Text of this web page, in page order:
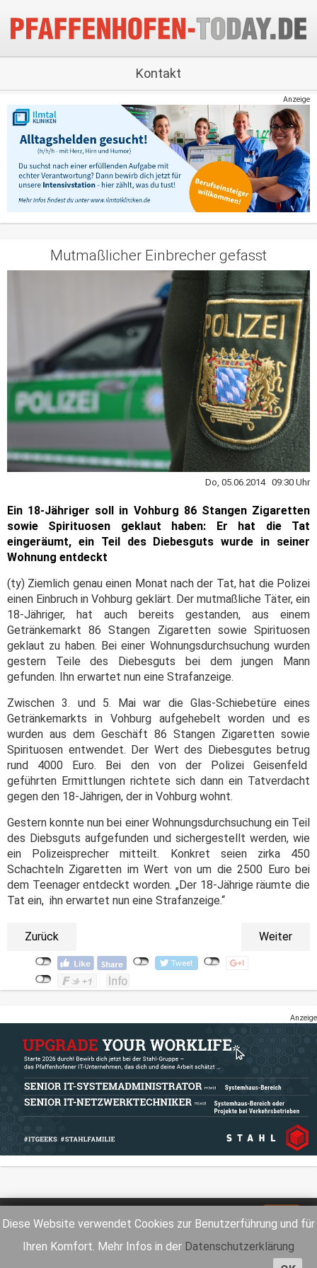
Diese Website verwendet Cookies zur Benutzerführung und für
Ihren Komfort. Mehr Infos in der Datenschutzerklärung
Kontakt
Anzeige
Mutmaßlicher Einbrecher gefasst
Do, 05.06.2014 09:30 Uhr
Ein 18-Jähriger soll in Vohburg 86 Stangen Zigaretten
sowie Spirituosen geklaut haben: Er hat die Tat
eingeräumt, ein Teil des Diebesguts wurde in seiner
Wohnung entdeckt
(ty) Ziemlich genau einen Monat nach der Tat, hat die Polizei
einen Einbruch in Vohburg geklärt. Der mutmaßliche Täter, ein
18-Jähriger, hat auch bereits gestanden, aus einem
Getränkemarkt 86 Stangen Zigaretten sowie Spirituosen
geklaut zu haben. Bei einer Wohnungsdurchsuchung wurden
gestern Teile des Diebesguts bei dem jungen Mann
gefunden. Ihn erwartet nun eine Strafanzeige.
Zwischen 3. und 5. Mai war die Glas-Schiebetüre eines
Getränkemarkts in Vohburg aufgehebelt worden und es
wurden aus dem Geschäft 86 Stangen Zigaretten sowie
Spirituosen entwendet. Der Wert des Diebesgutes betrug
rund 4000 Euro.
Bei den von der Polizei Geisenfeld
geführten Ermittlungen richtete sich dann ein Tatverdacht
gegen den 18-Jährigen, der in Vohburg wohnt.
Gestern konnte nun bei einer Wohnungsdurchsuchung ein Teil
des Diebsguts aufgefunden und sichergestellt werden, wie
ein Polizeisprecher mitteilt. Konkret seien zirka 450
Schachteln Zigaretten im Wert von um die 2500 Euro bei
dem Teenager entdeckt worden. „Der 18-Jährige räumte die
Tat ein, ihn erwartet nun eine Strafanzeige.“
Zurück Weiter
Anzeige